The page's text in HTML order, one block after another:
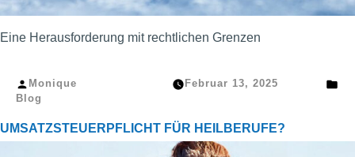
Eine Herausforderung mit rechtlichen Grenzen
Veröffentlicht
von
Monique Februar 13, 2025
Blog
UMSATZSTEUERPFLICHT FÜR HEILBERUFE?